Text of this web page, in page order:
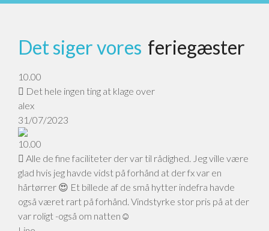
Det siger vores feriegæster
10.00
Det hele ingen ting at klage over
alex
31/07/2023
10.00
Alle de fine faciliteter der var til rådighed. Jeg ville være
glad hvis jeg havde vidst på forhånd at der fx var en
hårtørrer 😍 Et billede af de små hytter indefra havde
også været rart på forhånd. Vindstyrke stor pris på at der
var roligt -også om natten☺️